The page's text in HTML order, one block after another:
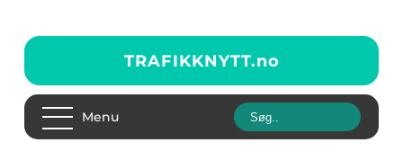
TRAFIKKNYTT.no
Menu